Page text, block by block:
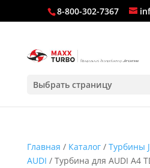
8-800-302-7367
Выбрать страницу
Главная / Каталог/ Турбины
AUDI / Турбина для AUDI A4